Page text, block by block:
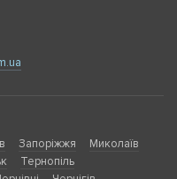
Запоріжжя
Миколаїв
Тернопіль